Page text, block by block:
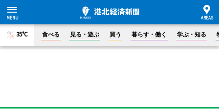
35°C 食べる 見る・遊ぶ 買う 暮らす・働く 学ぶ・知る